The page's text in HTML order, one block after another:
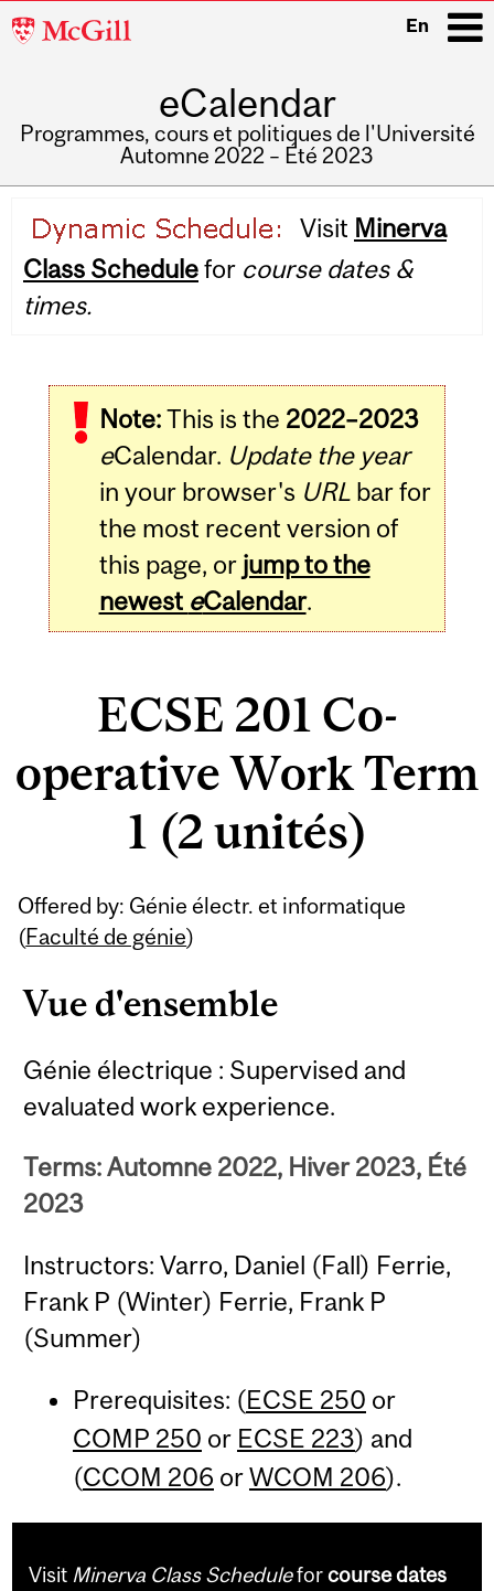
McGill
En
eCalendar
Programmes, cours et politiques de l'Université
Automne 2022 – Été 2023
navigation
Visit Minerva
Class Schedulefor course dates &
times.
Note:This is the 2022–2023
eCalendar. Update the year
in your browser's URLbar for
the most recent version of
this page, or jump to the
newest eCalendar.
ECSE 201 Co-
operative Work Term
1 (2 unités)
Offered by: Génie électr. et informatique
(Faculté de génie)
Vue d'ensemble
Génie électrique : Supervised and
evaluated work experience.
Terms: Automne 2022, Hiver 2023, Été
2023
Instructors: Varro, Daniel (Fall) Ferrie,
Frank P (Winter) Ferrie, Frank P
(Summer)
Prerequisites: (ECSE 250 or
COMP 250 or ECSE 223) and
(CCOM 206 orWCOM 206).
Related
Content
Visit Minerva Class Scheduleforcourse dates